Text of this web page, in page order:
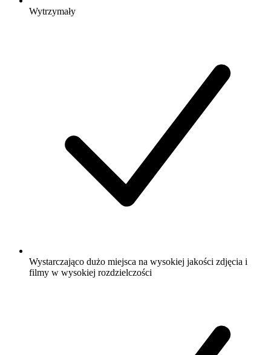
Wytrzymały
Wystarczająco dużo miejsca na wysokiej jakości zdjęcia i
filmy w wysokiej rozdzielczości